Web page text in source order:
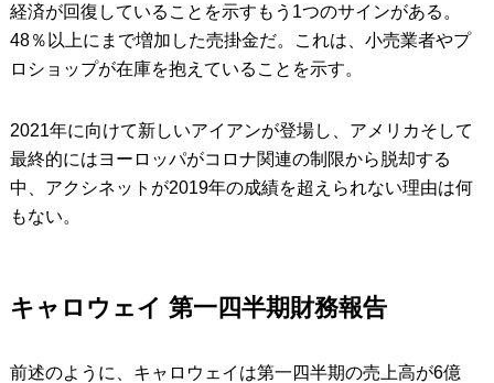
経済が回復していることを示すもう1つのサインがある。
48％以上にまで増加した売掛金だ。これは、小売業者やプ
ロショップが在庫を抱えていることを示す。
2021年に向けて新しいアイアンが登場し、アメリカそして
最終的にはヨーロッパがコロナ関連の制限から脱却する
中、アクシネットが2019年の成績を超えられない理由は何
もない。
キャロウェイ 第一四半期財務報告
前述のように、キャロウェイは第一四半期の売上高が6億